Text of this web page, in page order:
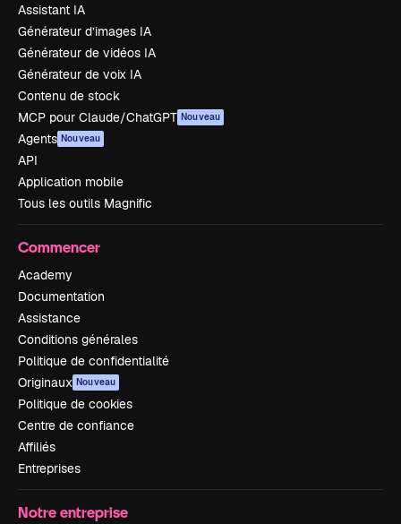
Assistant IA
Générateur d’images IA
Générateur de vidéos IA
Générateur de voix IA
Contenu de stock
MCP pour Claude/ChatGPT Nouveau
Agents Nouveau
API
Application mobile
Tous les outils Magnific
Commencer
Academy
Documentation
Assistance
Conditions générales
Politique de confidentialité
Originaux Nouveau
Politique de cookies
Centre de confiance
Affiliés
Entreprises
Notre entreprise